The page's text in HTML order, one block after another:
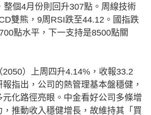
整個4月份則回升307點。周線技術
雙熊，9周RSI跌至44.12。國指跌
點水平，下一支持是8500點關
）上周四升4.14%，收報33.2
指出，公司的熱管理基本盤穩健，
化路徑亮眼。中金看好公司多條增
推動收入穩健增長，故維持其「買